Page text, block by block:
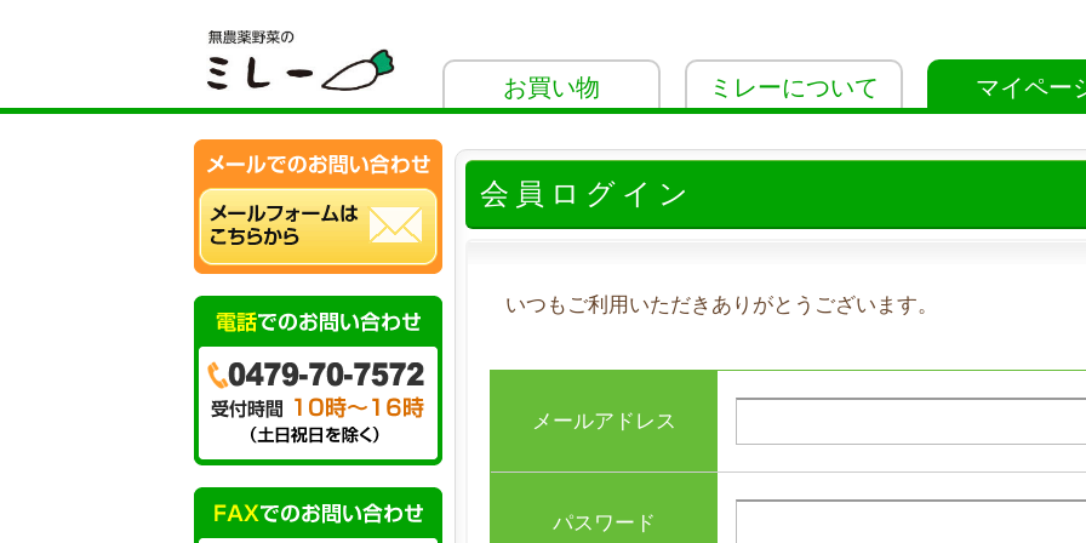
お買い物 ミレーについて マイペー
会員ログイン
いつもご利用いただきありがとうございます。
メールアドレス
パスワード